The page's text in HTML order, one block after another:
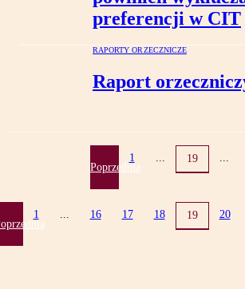
preferencji w CIT
RAPORTY ORZECZNICZE
Raport
Poprzednia
1 ... 19 ...
1 ... 16 17 18 19 20